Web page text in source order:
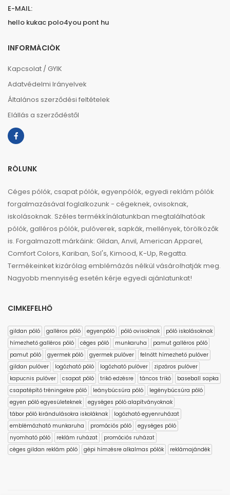
E-MAIL:
hello kukac polo4you pont hu
INFORMÁCIÓK
Kapcsolat / GYIK
Adatvédelmi Irányelvek
Általános szerződési feltételek
Elállás a szerződéstől
RÓLUNK
Céges pólók, csapat pólók, egyenpólók, egyedi reklám pólók
forgalmazásával foglalkozunk - cégeknek, ovisoknak,
iskolásoknak. Széles termékkínálatunkban megtalálhatóak
pólók, galléros pólók, pulóverek, sapkák, mellények, törölközők
is. Forgalmazott márkáink: Gildan, Anvil, American Apparel,
Comfort Colors, Kariban, Sol's, Kimood, K-Up, Regatta.
Termékeinket kizárólag emblémázás nélkül vásárolhatják meg.
Nagyobb mennyiség esetén kérje egyedi ajánlatunkat!
CIMKEFELHŐ
gildan póló galléros póló egyenpóló póló ovisoknak
póló iskolásoknak
hímezhető galléros póló
céges póló munkaruha
pamut galléros póló
pamut póló
gyermek póló gyermek pulóver
felnőtt hímezhető pulóver
gildan pulóver
logózható póló logózható pulóver
zipzáros pulóver
kapucnis pulóver
csapat póló trikó edzésre táncos trikó
baseball sapka
csapatépítő tréningekre póló
leánybúcsúra póló
legénybúcsúra póló
egyen póló egyesületeknek
egységes póló alapítványoknak
tábor póló kirándulásokra iskoláknak
logózható egyenruházat
emblémázható munkaruha
promóciós póló
egységes póló
nyomható póló
reklám ruházat
promóciós ruházat
céges gildan reklám póló
gépi hímzésre alkalmas pólók reklámajándék